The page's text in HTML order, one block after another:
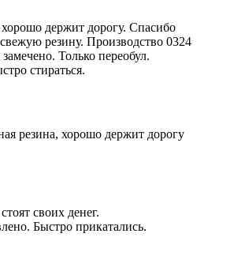
держит дорогу. Спасибо
резину. Производство 0324
Только переобул.
стираться.
резина, хорошо держит дорогу
своих денег.
Быстро прикатались.